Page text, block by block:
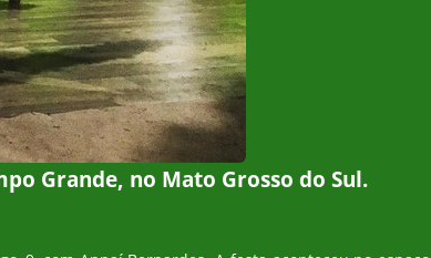
Grande, no Mato Grosso do Sul.